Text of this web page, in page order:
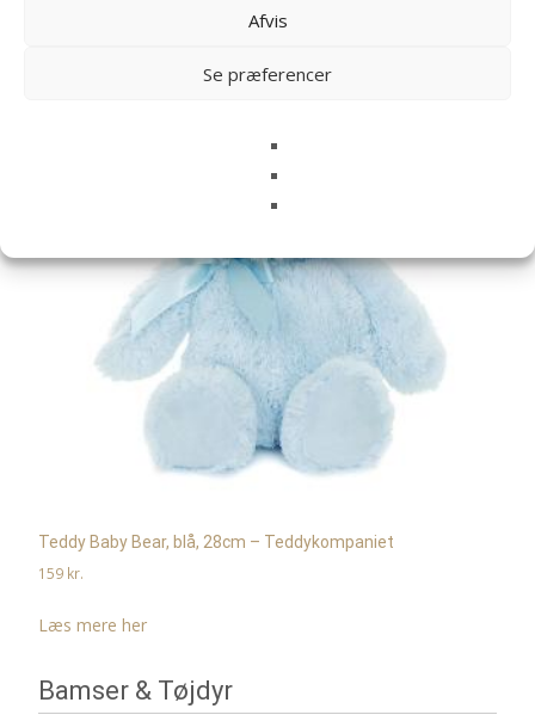
Afvis
Se præferencer
Teddy Baby Bear, blå, 28cm – Teddykompaniet
159 kr.
Læs mere her
Bamser & Tøjdyr